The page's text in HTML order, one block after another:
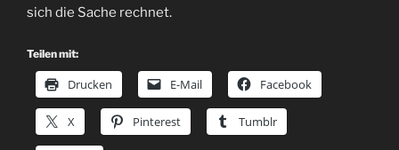
sich die Sache rechnet.
Teilen mit:
Drucken E-Mail Facebook
X Pinterest Tumblr